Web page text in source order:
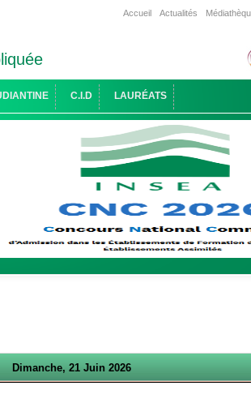
Accueil Actualités
C.I.D LAURÉATS
Dimanche, 21 Juin 2026